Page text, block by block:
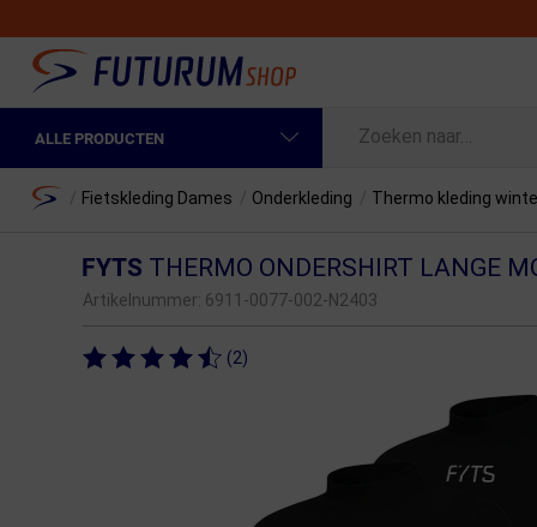
ALLE PRODUCTEN
Fietskleding Heren
Fietsonderdelen
Home Fietskleding Dames Onderkleding Thermo kleding
FYTS THERMO ONDERSHIRT LANGE
Artikelnummer: 6911-0077-002-N2403
(2)